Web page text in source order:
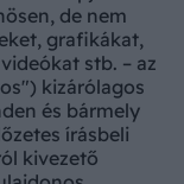
de nem
grafikákat,
stb. – az
kizárólagos
és bármely
írásbeli
kivezető